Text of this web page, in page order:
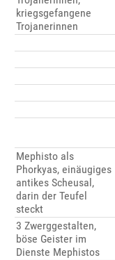
kriegsgefangene
Trojanerinnen
Mephisto als
Phorkyas, einäugiges
antikes Scheusal,
darin der Teufel
steckt
3 Zwerggestalten,
böse Geister im
Dienste Mephistos